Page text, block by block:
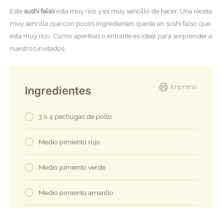
Estesushi falsoesta muy rico y es muy sencillo de hacer, Una receta
muy sencilla que con pocos ingredientes queda un sushi falso que
esta muy rico. Como aperitivo o entrante es ideal para sorprender a
nuestros invitados.
Imprimir
Ingredientes
3 o 4 pechugas de pollo
Medio pimiento rojo
Medio pimiento verde
Medio pimiento amarillo